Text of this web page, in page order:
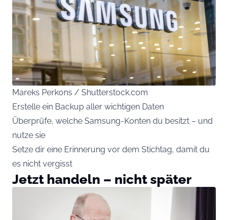
Mareks Perkons / Shutterstock.com
Erstelle ein Backup aller wichtigen Daten
Überprüfe, welche Samsung-Konten du besitzt – und
nutze sie
Setze dir eine Erinnerung vor dem Stichtag, damit du
es nicht vergisst
Jetzt handeln – nicht später